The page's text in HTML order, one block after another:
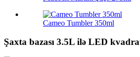
Cameo Tumbler 350ml
Şaxta bazası 3.5L ilə LED